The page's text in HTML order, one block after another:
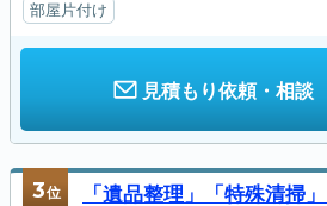
部屋片付け
見積もり依頼・相談
3位 「遺品整理」「特殊清掃